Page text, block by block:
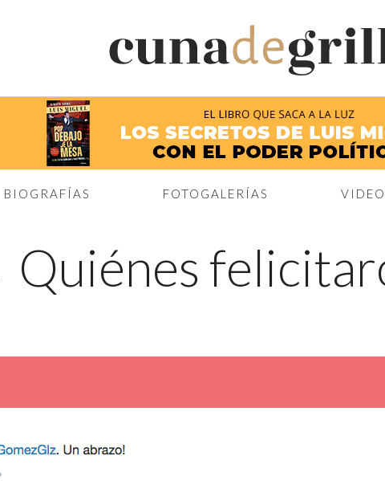
BIOGRAFÍAS FOTOGALERÍAS
Quiénes